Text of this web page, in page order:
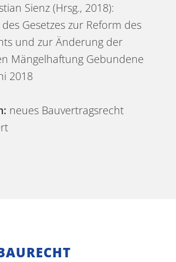
Sienz (Hrsg., 2018):
Gesetzes zur Reform des
und zur Änderung der
Mängelhaftung Gebundene
2018
neues Bauvertragsrecht